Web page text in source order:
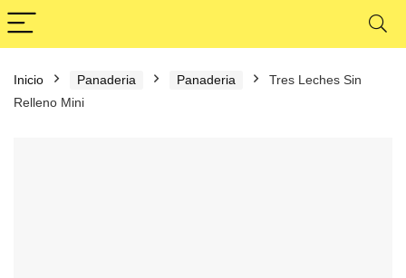
Inicio Panaderia Panaderia
Tres Leches Sin
Relleno Mini